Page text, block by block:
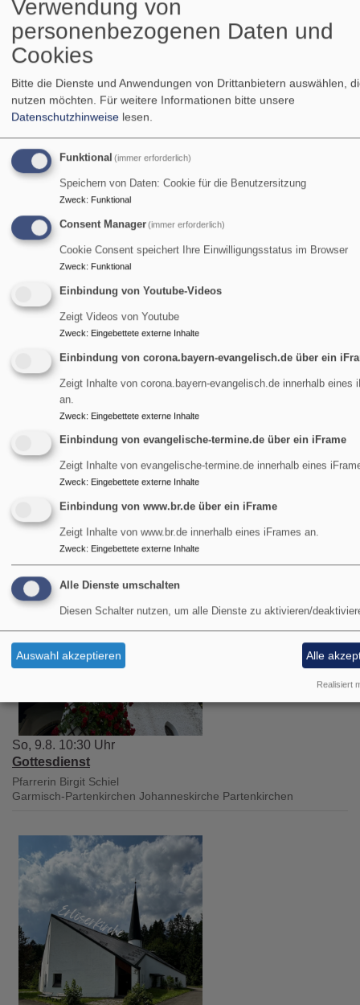
So, 9.8. 9 Uhr
Gottesdienst
Garmisch-Partenkirchen
So, 9.8. 9 Uhr
Gottesdienst
Garmisch-Partenkirchen Christuskirche Garmisch
So, 9.8. 10:30 Uhr
Gottesdienst
Pfarrerin Birgit Schiel
Garmisch-Partenkirchen Johanneskirche Partenkirchen
Verwendung von
personenbezogenen Daten und
Cookies
Bitte die Dienste und Anwendungen von Drittanbietern auswählen,
nutzen möchten. Für weitere Informationen bitte unsere
Datenschutzhinweise lesen.
Funktional (immer erforderlich)
Speichern von Daten: Cookie für die Benutzersitzung
Zweck: Funktional
Consent Manager(immer erforderlich)
Cookie Consent speichert Ihre Einwilligungsstatus im Browser
Zweck: Funktional
Einbindung von Youtube-Videos
Zeigt Videos von Youtube
Zweck: Eingebettete externe Inhalte
Einbindung von corona.bayern-evangelisch.de über ein
Zeigt Inhalte von corona.bayern-evangelisch.de innerhalb eines
an.
Zweck: Eingebettete externe Inhalte
Einbindung von evangelische-termine.de über ein iFrame
Zeigt Inhalte von evangelische-termine.de innerhalb eines
Zweck: Eingebettete externe Inhalte
Einbindung von www.br.de über ein iFrame
Zeigt Inhalte von www.br.de innerhalb eines iFrames an.
Zweck: Eingebettete externe Inhalte
Alle Dienste umschalten
Diesen Schalter nutzen, um alle Dienste zu aktivieren/
Auswahl akzeptieren Alle
Realisiert